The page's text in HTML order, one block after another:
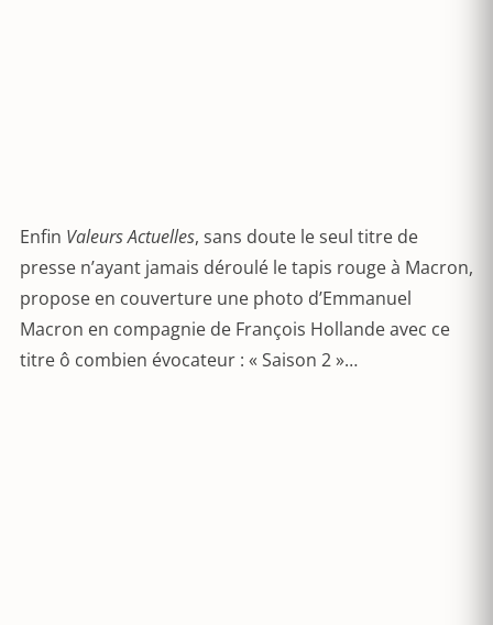
Enfin Valeurs Actuelles, sans doute le seul titre de
presse n’ayant jamais déroulé le tapis rouge à Macron,
propose en couverture une photo d’Emmanuel
Macron en compagnie de François Hollande avec ce
titre ô combien évocateur : « Saison 2 »…